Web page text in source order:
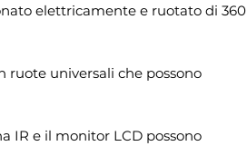
elettricamente e ruotato di 360
ruote universali che possono
IR e il monitor LCD possono